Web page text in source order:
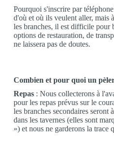
Pourquoi s'inscrire par
d'où et où ils veulent aller, mais
les branches, il est difficile pour
options de restauration, de
ne laissera pas de doutes.
Combien et pour quoi un
Repas : Nous collecterons à
pour les repas prévus sur le
les branches secondaires seront
dans les tavernes (elles sont
») et nous ne garderons la trace